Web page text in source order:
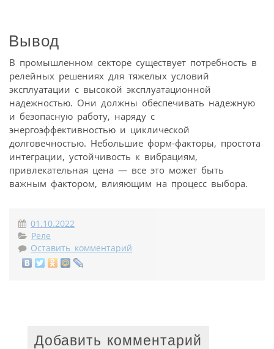
Вывод
В промышленном секторе существует потребность в
релейных решениях для тяжелых условий
эксплуатации с высокой эксплуатационной
надежностью. Они должны обеспечивать надежную
и безопасную работу, наряду с
энергоэффективностью и циклической
долговечностью. Небольшие форм-факторы, простота
интеграции, устойчивость к вибрациям,
привлекательная цена — все это может быть
важным фактором, влияющим на процесс выбора.
01.10.2022
Реле
Оставить комментарий
Добавить комментарий